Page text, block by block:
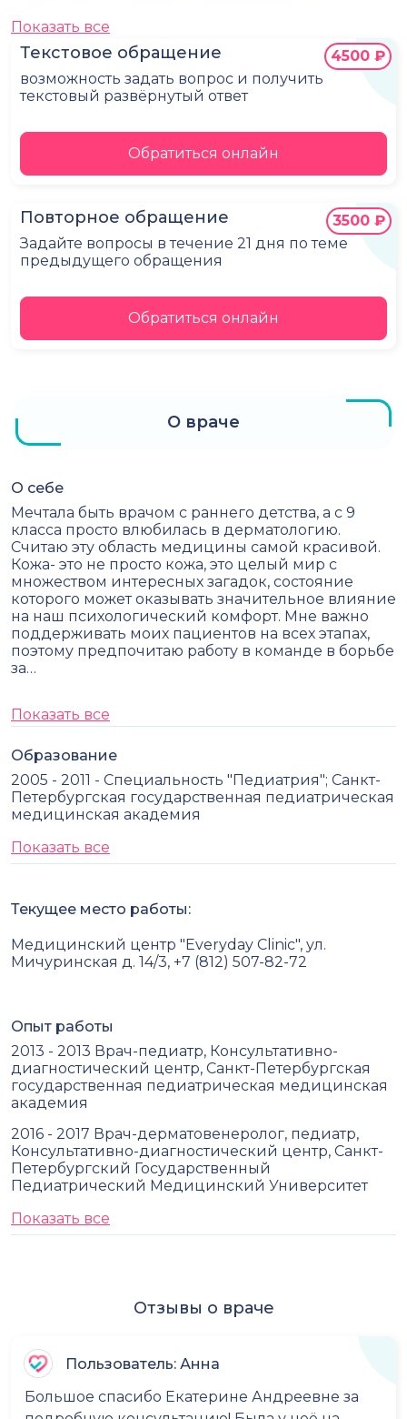
Текстовое обращение
возможность задать вопрос и получить
текстовый развёрнутый ответ
4500 ₽
Обратиться онлайн
Повторное обращение
Задайте вопросы в течение 21 дня по теме
предыдущего обращения
3500 ₽
Обратиться онлайн
Показать все
О враче
О себе
Мечтала быть врачом с раннего детства, а с 9
класса просто влюбилась в дерматологию.
Считаю эту область медицины самой красивой.
Кожа- это не просто кожа, это целый мир с
множеством интересных загадок, состояние
которого может оказывать значительное влияние
на наш психологический комфорт. Мне важно
поддерживать моих пациентов на всех этапах,
поэтому предпочитаю работу в команде в борьбе
за…
Показать все
Образование
2005 - 2011 - Специальность "Педиатрия"; Санкт-
Петербургская государственная педиатрическая
медицинская академия
Показать все
Текущее место работы:
Медицинский центр "Everyday Clinic", ул.
Мичуринская д. 14/3, +7 (812) 507-82-72
Опыт работы
2013 - 2013 Врач-педиатр, Консультативно-
диагностический центр, Санкт-Петербургская
государственная педиатрическая медицинская
академия
2016 - 2017 Врач-дерматовенеролог, педиатр,
Консультативно-диагностический центр, Санкт-
Петербургский Государственный
Педиатрический Медицинский Университет
Показать все
Отзывы о враче
Пользователь: Анна
Большое спасибо Екатерине Андреевне за